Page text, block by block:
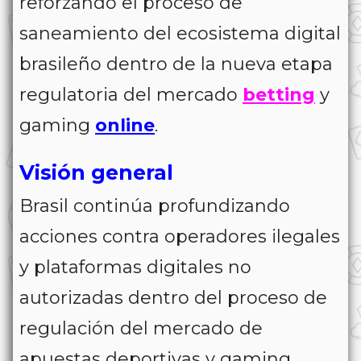
saneamiento del ecosistema digital
brasileño dentro de la nueva etapa
regulatoria del mercado betting y
gaming online.
Visión general
Brasil continúa profundizando
acciones contra operadores ilegales
y plataformas digitales no
autorizadas dentro del proceso de
regulación del mercado de